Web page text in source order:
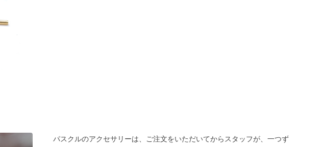
パスクルのアクセサリーは、ご注文をいただいてからスタッフが、一つず